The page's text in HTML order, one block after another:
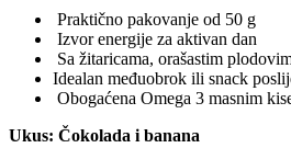
Praktično pakovanje od 50 g
Izvor energije za aktivan dan
Sa žitaricama, orašastim
Idealan međuobrok ili snack
Obogaćena Omega 3 masnim
Ukus: Čokolada i banana